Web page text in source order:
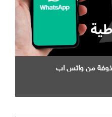
من واتس اب